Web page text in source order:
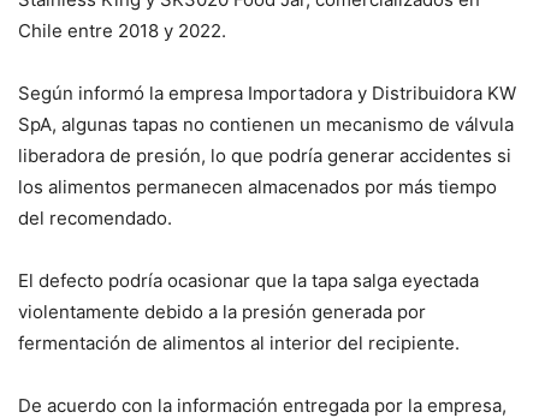
Chile entre 2018 y 2022.
Según informó la empresa Importadora y Distribuidora KW
SpA, algunas tapas no contienen un mecanismo de válvula
liberadora de presión, lo que podría generar accidentes si
los alimentos permanecen almacenados por más tiempo
del recomendado.
El defecto podría ocasionar que la tapa salga eyectada
violentamente debido a la presión generada por
fermentación de alimentos al interior del recipiente.
De acuerdo con la información entregada por la empresa,